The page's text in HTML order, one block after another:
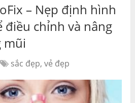
– Nẹp định hình
điều chỉnh và nâng
mũi
sắc đẹp, vẻ đẹp